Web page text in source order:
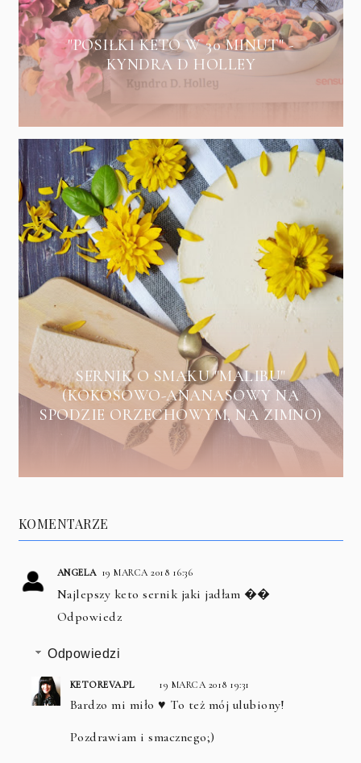
"POSIŁKI KETO W 30 MINUT" -
KYNDRA D HOLLEY
SERNIK O SMAKU "MALIBU"
(KOKOSOWO-ANANASOWY NA
SPODZIE ORZECHOWYM, NA ZIMNO)
KOMENTARZE
ANGELA 19 MARCA 2018 16:36
Najlepszy keto sernik jaki jadłam ��
Odpowiedz
Odpowiedzi
KETOREVA.PL 19 MARCA 2018 19:31
Bardzo mi miło ♥️ To też mój ulubiony!
Pozdrawiam i smacznego;)